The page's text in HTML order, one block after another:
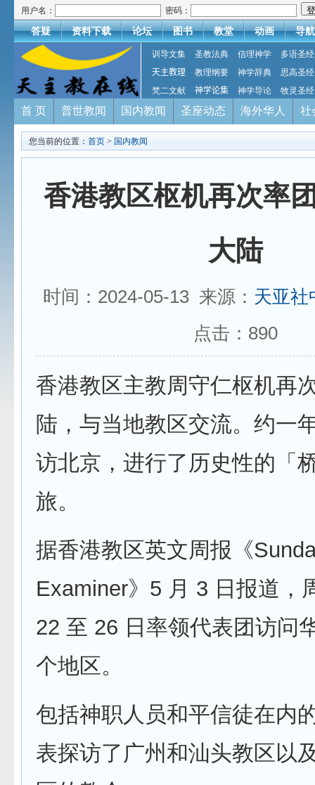
用户名： 密码：
答疑 资料下载 论坛 图书 教堂 动画 导航
训导文集 圣教法典 信理神学
多语圣经
天主教理
教理纲要 神学辞典
思高圣经
梵二文献
神学论集 神学导论 牧灵圣经
首 页 普世教闻 国内教闻 圣座动态 海外华人 社
您当前的位置： 首页 > 国内教闻
香港教区枢机再次率
大陆
时间：2024-05-13 来源： 天亚社
点击： 890
香港教区主教周守仁枢机再
陆，与当地教区交流。约一
访北京，进行了历史性的「
旅。
据香港教区英文周报《
Examiner》5 月 3 日报道，
22 至 26 日率领代表团访问
个地区。
包括神职人员和平信徒在内
表探访了广州和汕头教区以